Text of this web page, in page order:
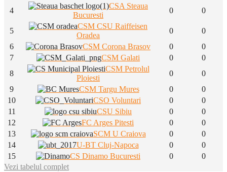
4
CSA Steaua
Bucuresti
0 0
5
CSM CSU Raiffeisen
Oradea
0
0
6
CSM Corona Brasov 0
0
7
CSM Galati 0
0
8
CSM Petrolul
Ploiesti
0
0
9
CSM Targu Mures 0
0
10
CSO Voluntari 0
0
11
CSU Sibiu 0
0
12
FC Arges Pitesti 0
0
13
SCM U Craiova 0
0
14
U-BT Cluj-Napoca 0
0
15
CS Dinamo Bucuresti 0
0
Vezi tabelul complet